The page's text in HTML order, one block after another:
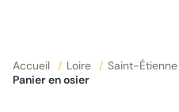
Accueil / Loire / Saint-Étienne
Panier en osier